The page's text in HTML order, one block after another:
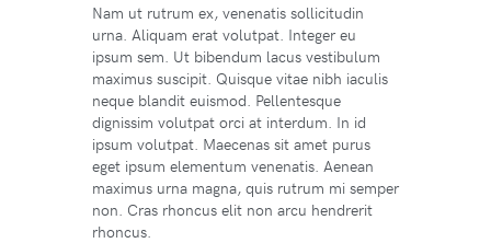
Nam ut rutrum ex, venenatis sollicitudin
urna. Aliquam erat volutpat. Integer eu
ipsum sem. Ut bibendum lacus vestibulum
maximus suscipit. Quisque vitae nibh iaculis
neque blandit euismod. Pellentesque
dignissim volutpat orci at interdum. In id
ipsum volutpat. Maecenas sit amet purus
eget ipsum elementum venenatis. Aenean
maximus urna magna, quis rutrum mi semper
non. Cras rhoncus elit non arcu hendrerit
rhoncus.